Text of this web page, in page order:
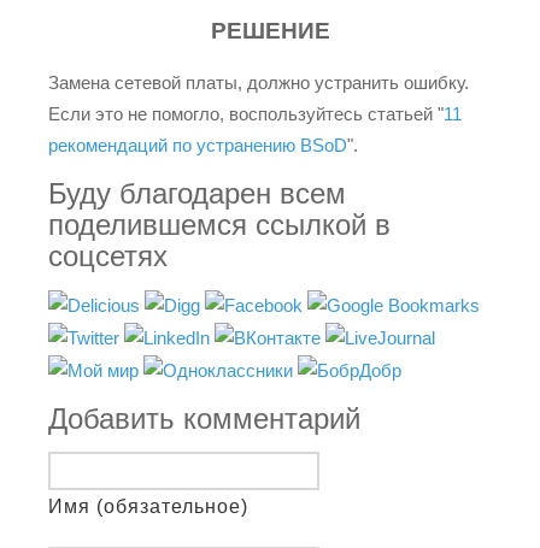
РЕШЕНИЕ
Замена сетевой платы, должно устранить ошибку.
Если это не помогло, воспользуйтесь статьей "11
рекомендаций по устранению BSoD".
Буду благодарен всем
поделившемся ссылкой в
соцсетях
Добавить комментарий
Имя (обязательное)